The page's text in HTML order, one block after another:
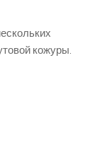
кожуры.